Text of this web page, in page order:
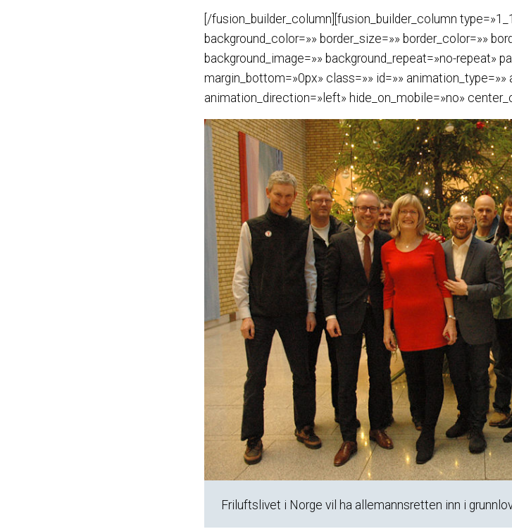
[/fusion_builder_column][fusion_builder_column
background_color=»» border_size=»» border_color=»»
background_image=»» background_repeat=»no-repeat»
margin_bottom=»0px» class=»» id=»» animation_type=»»
animation_direction=»left» hide_on_mobile=»no»
Friluftslivet i Norge vil ha allemannsretten inn i